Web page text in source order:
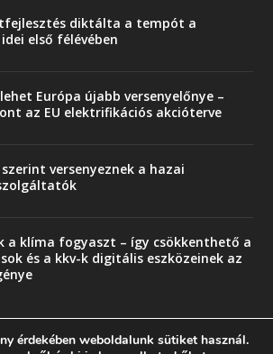
diktálta a tempót a
első félévében
Európa újabb versenyelőnye –
az EU elektrifikációs akcióterve
versenyeznek a hazai
a klíma fogyaszt – így csökkenthető a
és a kkv-k digitális eszközeinek az
érdekében weboldalunk sütiket használ.